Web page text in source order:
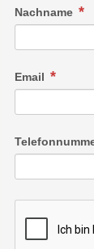
Nachname
Email